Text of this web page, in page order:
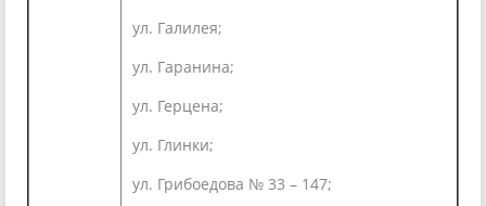
ул. Галилея;
ул. Гаранина;
ул. Герцена;
ул. Глинки;
ул. Грибоедова № 33 – 147;